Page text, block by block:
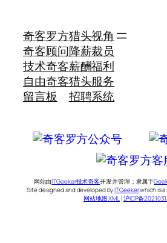
奇客罗方
奇客顾问
技术奇客
自由奇客
留言板
猎头视角
降薪裁员
薪酬福利
猎头服务
招聘系统
网站由ITGeeker技术奇客开发并管理；隶属于
Site designed and developed byITGeekerwhich is
网站地图 XML |沪ICP备